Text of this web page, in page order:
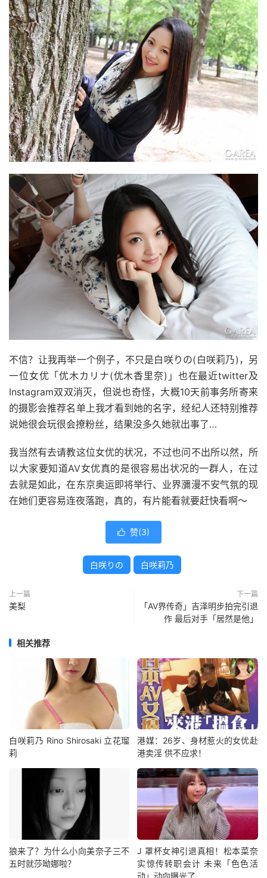
不信？让我再举一个例子，不只是白咲りの(白咲莉乃)，另
一位女优「优木カリナ(优木香里奈)」也在最近twitter及
Instagram双双消灭，但说也奇怪，大概10天前事务所寄来
的摄影会推荐名单上我才看到她的名字，经纪人还特别推荐
说她很会玩很会撩粉丝，结果没多久她就出事了…
我当然有去请教这位女优的状况，不过也问不出所以然，所
以大家要知道AV女优真的是很容易出状况的一群人，在过
去就是如此，在东京奥运即将举行、业界瀰漫不安气氛的现
在她们更容易连夜落跑，真的，有片能看就要赶快看啊～
 赞(3)
白咲りの 白咲莉乃
上一篇
美梨
下一篇
「AV界传奇」吉泽明步拍完引退
作 最后对手「居然是他」
相关推荐
白咲莉乃 Rino Shirosaki 立花瑠
莉
港媒：26岁、身材惹火的女优赴
港卖淫 供不应求！
狼来了？为什么小向美奈子三不
五时就莎呦娜啦？
J 罩杯女神引退真相！松本菜奈
实惊传转职会计 未来「色色活
动」动向曝光了